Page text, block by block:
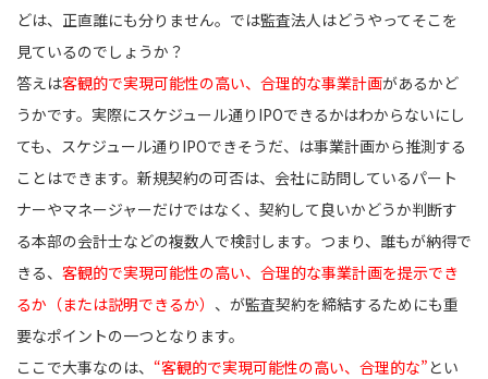
どは、正直誰にも分りません。では監査法人はどうやってそこを
見ているのでしょうか？
答えは客観的で実現可能性の高い、合理的な事業計画があるかど
うかです。実際にスケジュール通りIPOできるかはわからないにし
ても、スケジュール通りIPOできそうだ、は事業計画から推測する
ことはできます。新規契約の可否は、会社に訪問しているパート
ナーやマネージャーだけではなく、契約して良いかどうか判断す
る本部の会計士などの複数人で検討します。つまり、誰もが納得で
きる、 客観的で実現可能性の高い、合理的な事業計画を提示でき
るか（または説明できるか） 、が監査契約を締結するためにも重
要なポイントの一つとなります。
ここで大事なのは、 “客観的で実現可能性の高い、合理的な”とい